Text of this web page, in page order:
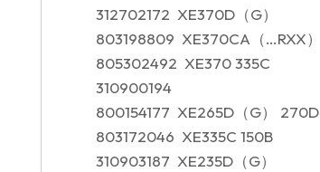
312702172 XE370D（G）
803198809 XE370CA（…RXX）
805302492 XE370 335C
310900194
800154177 XE265D（G） 270D
803172046 XE335C 150B
310903187 XE235D（G）